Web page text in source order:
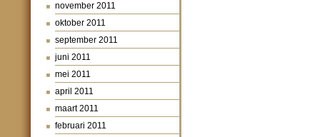
november 2011
oktober 2011
september 2011
juni 2011
mei 2011
april 2011
maart 2011
februari 2011